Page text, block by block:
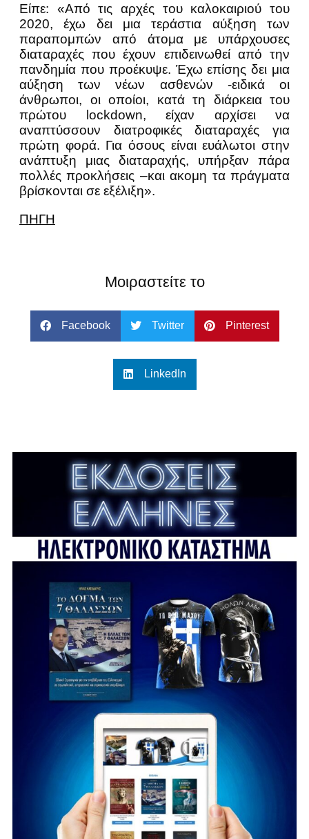
Είπε: «Από τις αρχές του καλοκαιριού του
2020, έχω δει μια τεράστια αύξηση των
παραπομπών από άτομα με υπάρχουσες
διαταραχές που έχουν επιδεινωθεί από την
πανδημία που προέκυψε. Έχω επίσης δει μια
αύξηση των νέων ασθενών -ειδικά οι
άνθρωποι, οι οποίοι, κατά τη διάρκεια του
πρώτου lockdown, είχαν αρχίσει να
αναπτύσσουν διατροφικές διαταραχές για
πρώτη φορά. Για όσους είναι ευάλωτοι στην
ανάπτυξη μιας διαταραχής, υπήρξαν πάρα
πολλές προκλήσεις –και ακομη τα πράγματα
βρίσκονται σε εξέλιξη».
ΠΗΓΗ
Μοιραστείτε το
Facebook Twitter Pinterest
LinkedIn